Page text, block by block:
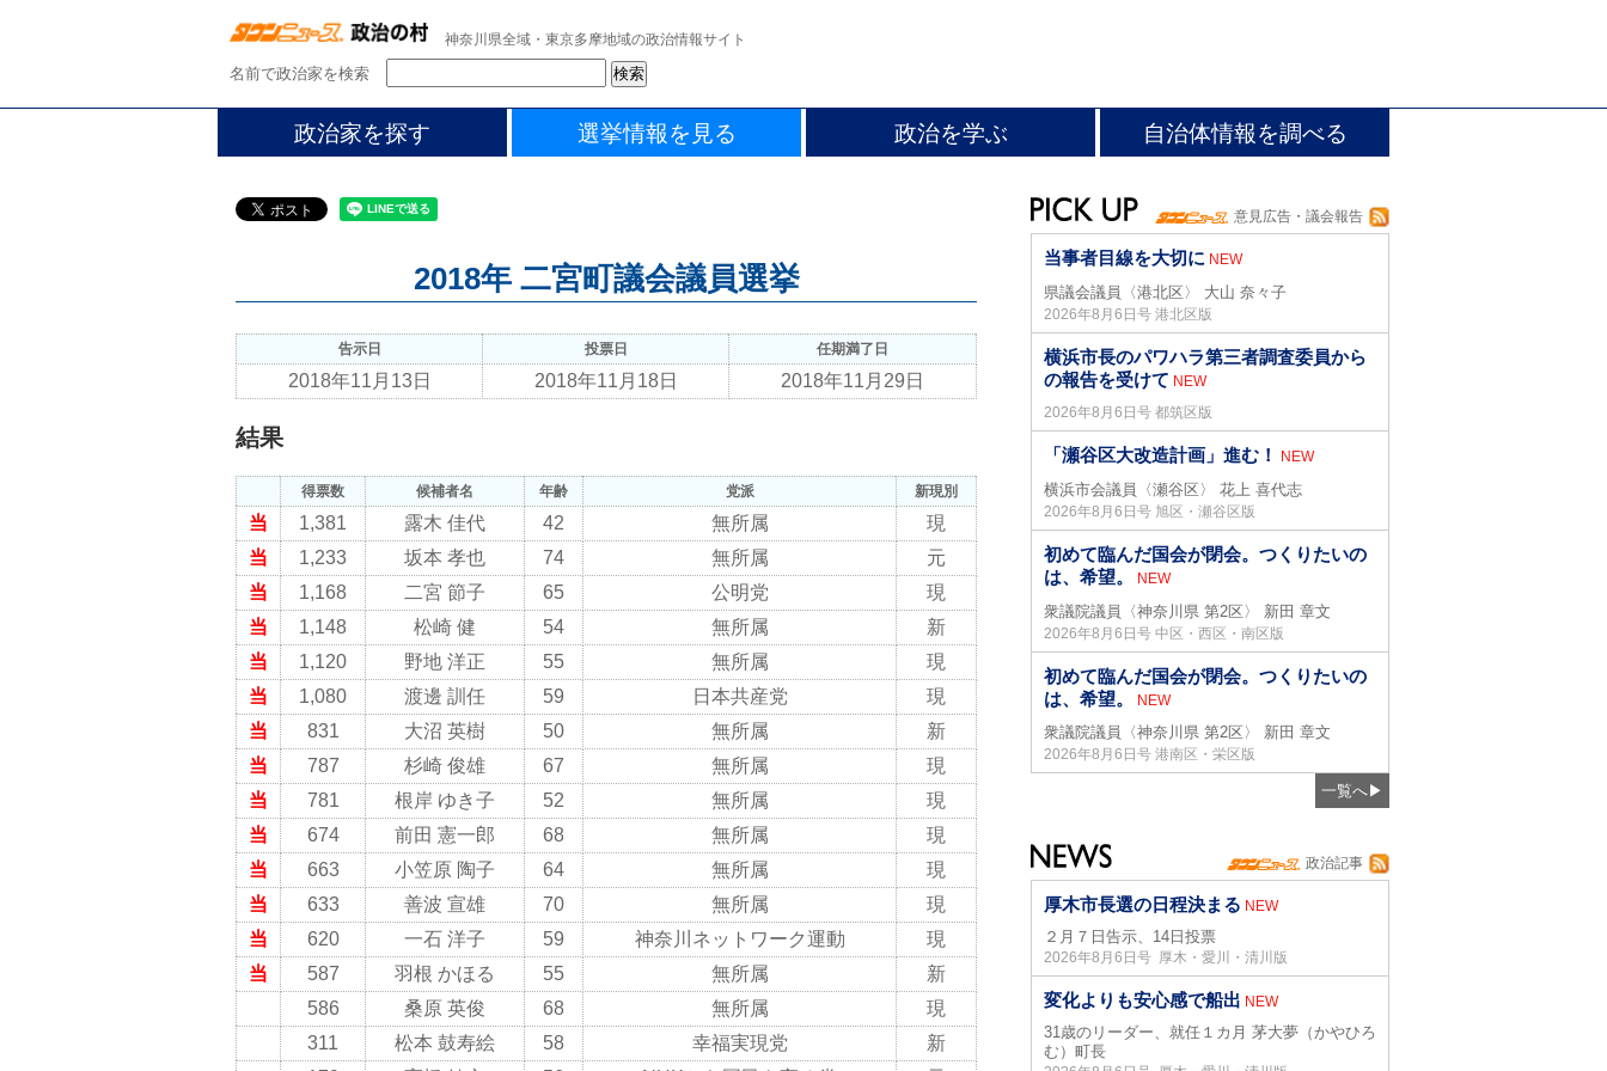
神奈川県全域・東京多摩地域の政治情報サイト
名前で政治家を検索
政治家を探す 選挙情報を見る 政治を学ぶ 自治体情報を調べる
2018年 二宮町議会議員選挙
告示日 投票日 任期満了日
2018年11月13日 2018年11月18日 2018年11月29日
結果
得票数 候補者名 年齢 党派 新現別
当 1,381 露木 佳代 42 無所属
現
当
1,233 坂本 孝也 74 無所属
元
当
1,168 二宮 節子 65 公明党
現
当
1,148 松崎 健 54 無所属
新
当
1,120 野地 洋正 55 無所属
現
当
1,080 渡邊 訓任 59 日本共産党
現
当
831 大沼 英樹 50 無所属
新
当
787 杉崎 俊雄 67 無所属
現
当
781 根岸 ゆき子 52 無所属
現
当
674 前田 憲一郎 68 無所属
現
当
663 小笠原 陶子 64 無所属
現
当
633 善波 宣雄 70 無所属
現
当
620 一石 洋子 59 神奈川ネットワーク運動
現
当
587 羽根 かほる 55 無所属
新
586
桑原 英俊 68 無所属
現
311
松本 鼓寿絵 58 幸福実現党
新
意見広告・議会報告
当事者目線を大切に NEW
県議会議員〈港北区〉 大山 奈々子
2026年8月6日号 港北区版
横浜市長のパワハラ第三者調査委員から
の報告を受けて NEW
2026年8月6日号 都筑区版
「瀬谷区大改造計画」進む！ NEW
横浜市会議員〈瀬谷区〉 花上 喜代志
2026年8月6日号 旭区・瀬谷区版
初めて臨んだ国会が閉会。つくりたいの
は、希望。
NEW
衆議院議員〈神奈川県 第2区〉 新田 章文
2026年8月6日号 中区・西区・南区版
初めて臨んだ国会が閉会。つくりたいの
は、希望。
NEW
衆議院議員〈神奈川県 第2区〉 新田 章文
2026年8月6日号 港南区・栄区版
一覧へ▶
政治記事
厚木市長選の日程決まる NEW
２月７日告示、14日投票
2026年8月6日号 厚木・愛川・清川版
変化よりも安心感で船出 NEW
31歳のリーダー、就任１カ月 茅大夢（かやひろ
む）町長